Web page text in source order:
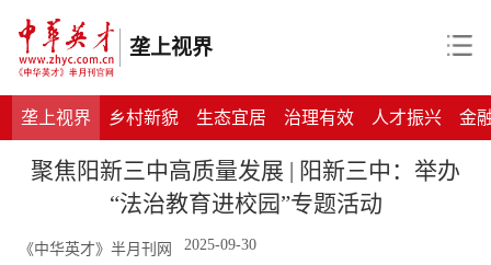
垄上视界
垄上视界 乡村新貌 生态宜居 治理有效 人才振兴 金
聚焦阳新三中高质量发展 | 阳新三中：举办
“法治教育进校园”专题活动
《中华英才》半月刊网 2025-09-30